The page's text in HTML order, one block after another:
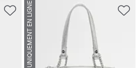
UNIQUEMENT EN LIGNE